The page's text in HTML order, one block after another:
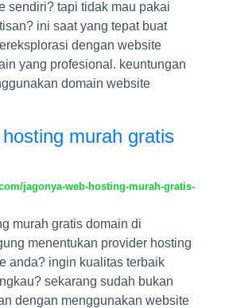
sendiri? tapi tidak mau pakai
ini saat yang tepat buat
dengan website
yang profesional. keuntungan
domain website
murah gratis
jagonya-web-hosting-murah-gratis-
murah gratis domain di
menentukan provider hosting
anda? ingin kualitas terbaik
sekarang sudah bukan
dengan menggunakan website